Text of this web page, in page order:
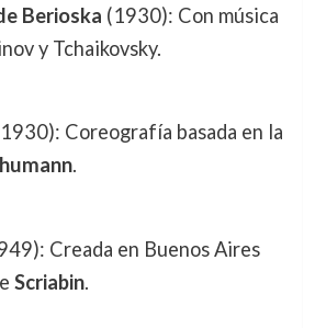
Berioska (1930): Con música
y Tchaikovsky.
Coreografía basada en la
.
Creada en Buenos Aires
Scriabin.